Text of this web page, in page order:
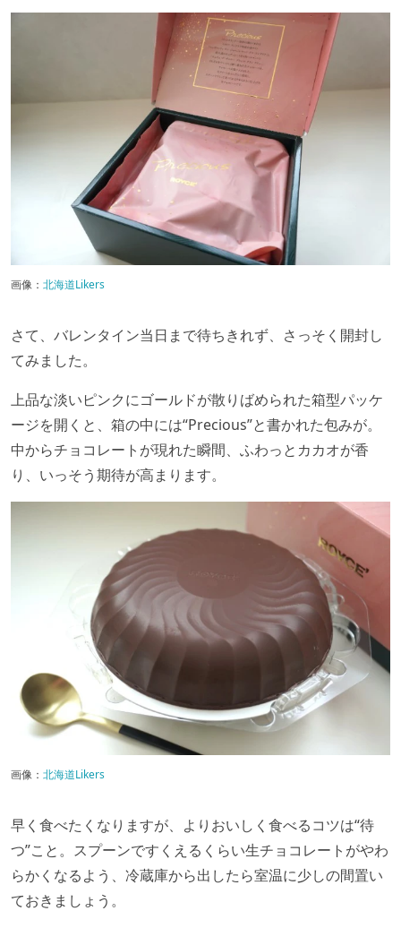
画像： 北海道Likers
さて、バレンタイン当日まで待ちきれず、さっそく開封し
てみました。
上品な淡いピンクにゴールドが散りばめられた箱型パッケ
ージを開くと、箱の中には“Precious”と書かれた包みが。
中からチョコレートが現れた瞬間、ふわっとカカオが香
り、いっそう期待が高まります。
画像： 北海道Likers
早く食べたくなりますが、よりおいしく食べるコツは“待
つ”こと。スプーンですくえるくらい生チョコレートがやわ
らかくなるよう、冷蔵庫から出したら室温に少しの間置い
ておきましょう。